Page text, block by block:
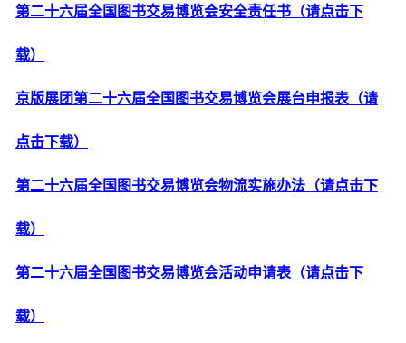
第二十六届全国图书交易博览会安全责任书 （请点击下
载）
京版展团第二十六届全国图书交易博览会展台申报表 （请
点击下载）
第二十六届全国图书交易博览会物流实施办法 （请点击下
载）
第二十六届全国图书交易博览会活动申请表 （请点击下
载）